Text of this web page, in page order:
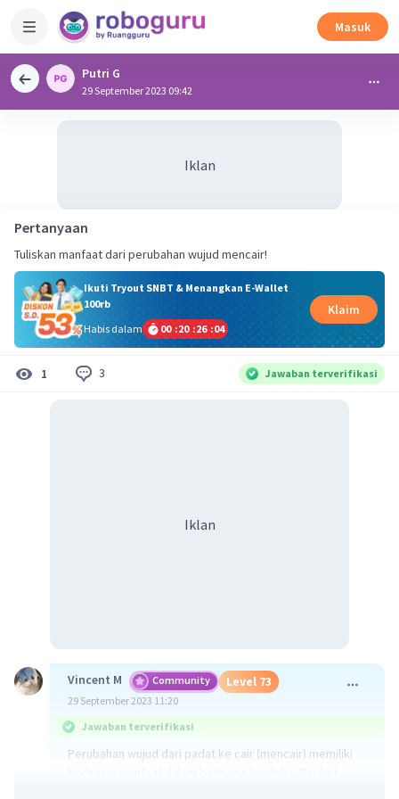
Masuk
Putri G
29 September 2023 09:42
Iklan
Pertanyaan
Tuliskan manfaat dari perubahan wujud mencair!
Ikuti Tryout SNBT & Menangkan E-Wallet
100rb
Habis dalam
00 :20 :26 :04
Klaim
1 3 Jawaban terverifikasi
Iklan
Vincent M Community Level 73
29 September 2023 11:20
Jawaban terverifikasi
Perubahan wujud dari padat ke cair (mencair) memiliki